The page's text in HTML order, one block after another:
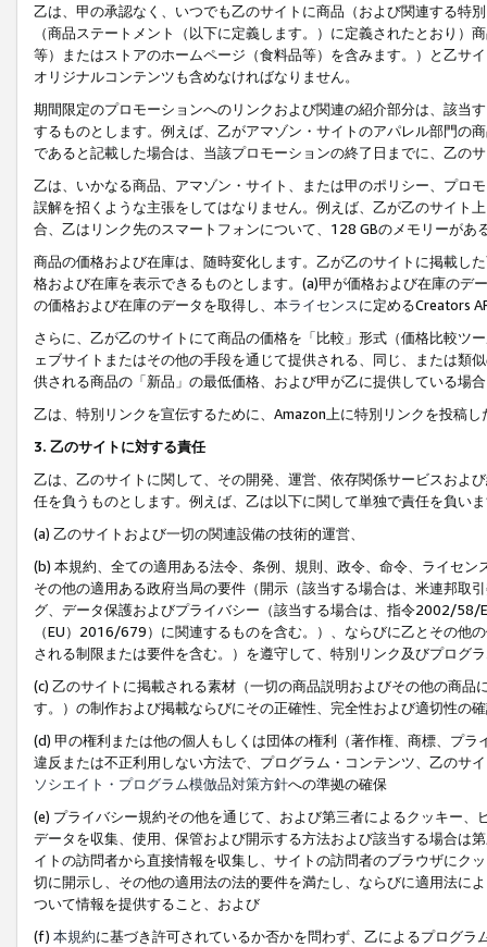
乙は、甲の承認なく、いつでも乙のサイトに商品（および関連する特
（商品ステートメント（以下に定義します。）に定義されたとおり
等）またはストアのホームページ（食料品等）を含みます。）と乙サ
オリジナルコンテンツも含めなければなりません。
期間限定のプロモーションへのリンクおよび関連の紹介部分は、該当
するものとします。例えば、乙がアマゾン・サイトのアパレル部門の
であると記載した場合は、当該プロモーションの終了日までに、乙の
乙は、いかなる商品、アマゾン・サイト、または甲のポリシー、プロ
誤解を招くような主張をしてはなりません。例えば、乙が乙のサイト
合、乙はリンク先のスマートフォンについて、128 GBのメモリーがあ
商品の価格および在庫は、随時変化します。乙が乙のサイトに掲載し
格および在庫を表示できるものとします。(a)甲が価格および在庫の
の価格および在庫のデータを取得し、 本ライセンスに定めるCreators
さらに、乙が乙のサイトにて商品の価格を「比較」形式（価格比較ツ
ェブサイトまたはその他の手段を通じて提供される、同じ、または類
供される商品の「新品」の最低価格、および甲が乙に提供している場
乙は、特別リンクを宣伝するために、Amazon上に特別リンクを投稿
3. 乙のサイトに対する責任
乙は、乙のサイトに関して、その開発、運営、依存関係サービスおよ
任を負うものとします。例えば、乙は以下に関して単独で責任を負い
(a) 乙のサイトおよび一切の関連設備の技術的運営、
(b) 本規約、全ての適用ある法令、条例、規則、政令、命令、ライセ
その他の適用ある政府当局の要件（開示（該当する場合は、米連邦取
グ、データ保護およびプライバシー（該当する場合は、指令2002/58/
（EU）2016/679）に関連するものを含む。）、ならびに乙とその他
される制限または要件を含む。）を遵守して、特別リンク及びプログ
(c) 乙のサイトに掲載される素材（一切の商品説明およびその他の商
す。）の制作および掲載ならびにその正確性、完全性および適切性の
(d) 甲の権利または他の個人もしくは団体の権利（著作権、商標、プ
違反または不正利用しない方法で、プログラム・コンテンツ、乙のサ
ソシエイト・プログラム模倣品対策方針への準拠の確保
(e) プライバシー規約その他を通じて、および第三者によるクッキー
データを収集、使用、保管および開示する方法および該当する場合は
イトの訪問者から直接情報を収集し、サイトの訪問者のブラウザにク
切に開示し、その他の適用法の法的要件を満たし、ならびに適用法に
ついて情報を提供すること、および
(f) 本規約に基づき許可されているか否かを問わず、乙によるプログ